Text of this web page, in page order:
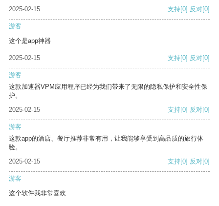
2025-02-15
支持[0] 反对[0]
游客
这个是app神器
2025-02-15 支持[0] 反对[0]
游客
这款加速器VPM应用程序已经为我们带来了无限的隐私保护和安全性保
护。
2025-02-15
支持[0] 反对[0]
游客
这款app的酒店、餐厅推荐非常有用，让我能够享受到高品质的旅行体
验。
2025-02-15
支持[0] 反对[0]
游客
这个软件我非常喜欢